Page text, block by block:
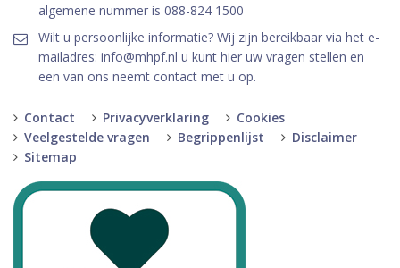
algemene nummer is 088-824 1500
Wilt u persoonlijke informatie? Wij zijn bereikbaar via het e-
mailadres: info@mhpf.nl u kunt hier uw vragen stellen en
een van ons neemt contact met u op.
Contact Privacyverklaring
Cookies
Veelgestelde vragen
Begrippenlijst
Disclaimer
Sitemap